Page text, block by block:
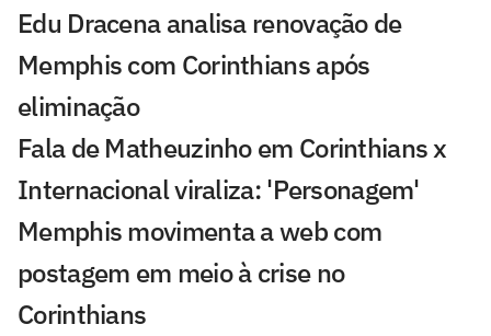
Edu Dracena analisa renovação de
Memphis com Corinthians após
eliminação
Fala de Matheuzinho em Corinthians x
Internacional viraliza: 'Personagem'
Memphis movimenta a web com
postagem em meio à crise no
Corinthians